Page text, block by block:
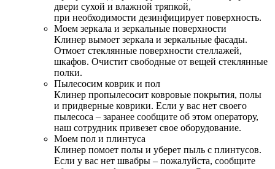
двери сухой и влажной тряпкой,
при необходимости дезинфицирует поверхность.
Моем зеркала и зеркальные поверхности
Клинер вымоет зеркала и зеркальные фасады.
Отмоет стеклянные поверхности стеллажей,
шкафов. Очистит свободные от вещей стеклянные
полки.
Пылесосим коврик и пол
Клинер пропылесосит ковровые покрытия, полы
и придверные коврики. Если у вас нет своего
пылесоса – заранее сообщите об этом оператору,
наш сотрудник привезет свое оборудование.
Моем пол и плинтуса
Клинер помоет полы и уберет пыль с плинтусов.
Если у вас нет швабры – пожалуйста, сообщите